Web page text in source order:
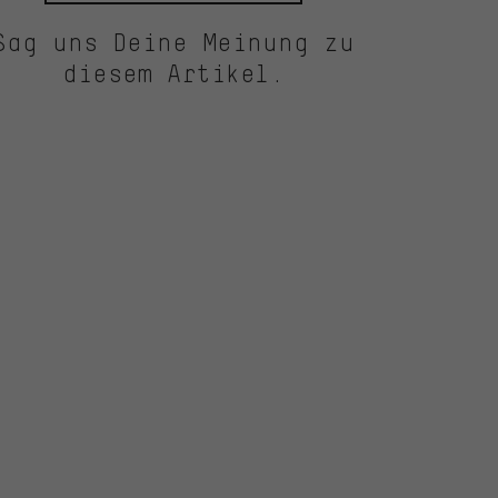
uns Deine Meinung zu
diesem Artikel.